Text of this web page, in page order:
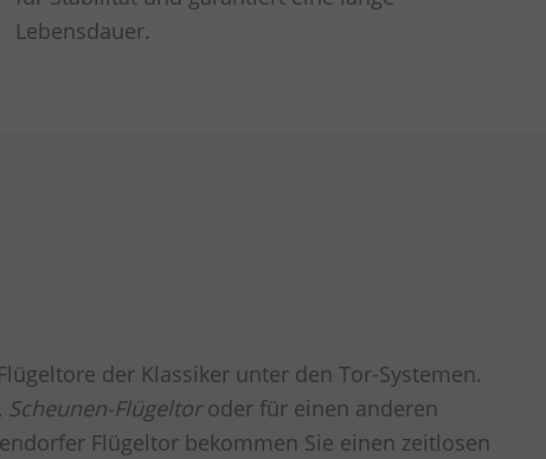
Lebensdauer.
der Klassiker unter den Tor-Systemen.
Scheunen-Flügeltoroder für einen anderen
Flügeltor bekommen Sie einen zeitlosen